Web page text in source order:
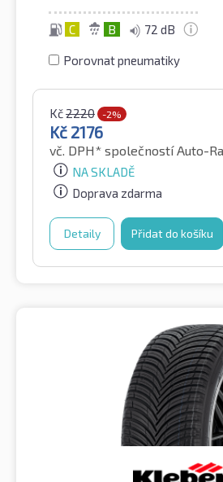
C B 72 dB
Porovnat pneumatiky
Kč2220 -2%
Kč 2176
vč. DPH* společností Auto-
NA SKLADĚ
Doprava zdarma
Detaily Přidat do košíku